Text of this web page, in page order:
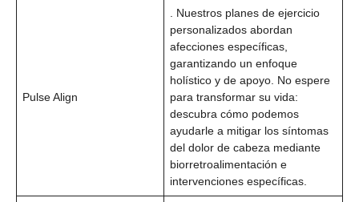
Pulse Align
. Nuestros planes de ejercicio
personalizados abordan
afecciones específicas,
garantizando un enfoque
holístico y de apoyo. No espere
para transformar su vida:
descubra cómo podemos
ayudarle a mitigar los síntomas
del dolor de cabeza mediante
biorretroalimentación e
intervenciones específicas.